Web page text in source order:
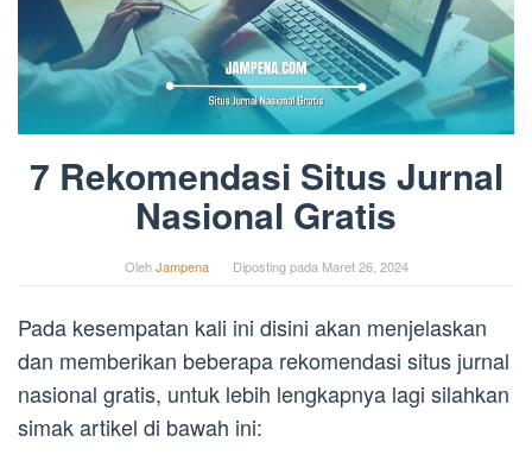
7 Rekomendasi Situs Jurnal
Nasional Gratis
OlehJampena Diposting pada Maret 26, 2024
Pada kesempatan kali ini disini akan menjelaskan
dan memberikan beberapa rekomendasi situs jurnal
nasional gratis, untuk lebih lengkapnya lagi silahkan
simak artikel di bawah ini: